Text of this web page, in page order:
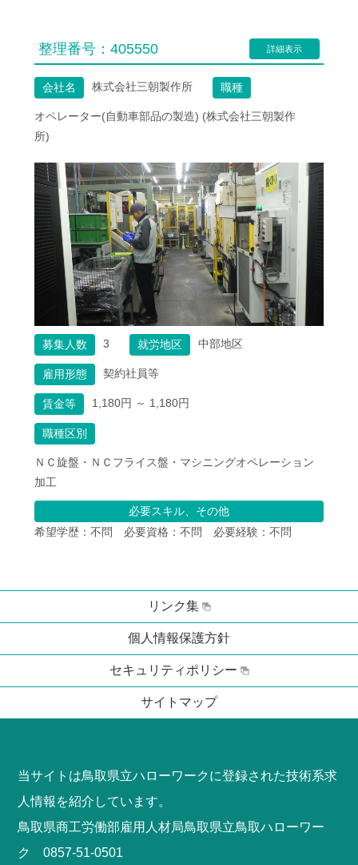
整理番号： 405550 詳細表示
会社名 株式会社三朝製作所 職種
オペレーター(自動車部品の製造) (株式会社三朝製作
所)
募集人数 3 就労地区 中部地区
雇用形態 契約社員等
賃金等 1,180円 ～ 1,180円
職種区別
ＮＣ旋盤・ＮＣフライス盤・マシニングオペレーション
加工
必要スキル、その他
希望学歴：不問　必要資格：不問　必要経験：不問
リンク集
個人情報保護方針
セキュリティポリシー
サイトマップ
当サイトは鳥取県立ハローワークに登録された技術系求
人情報を紹介しています。
鳥取県商工労働部雇用人材局鳥取県立鳥取ハローワー
ク 0857-51-0501